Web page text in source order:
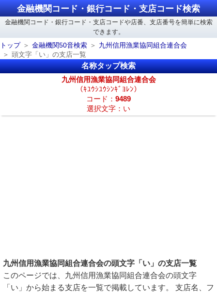
金融機関コード・銀行コード・支店コード検索
金融機関コード・銀行コード・支店コードや店番、支店番号を簡単に検索
できます。
トップ
金融機関50音検索
九州信用漁業協同組合連合会
頭文字「い」の支店一覧
名称タップ検索
九州信用漁業協同組合連合会
（ｷﾕｳｼﾕｳｼﾝｷﾞﾖﾚﾝ）
コード： 9489
選択文字：い
九州信用漁業協同組合連合会の頭文字「い」の支店一覧
このページでは、九州信用漁業協同組合連合会の頭文字
「い」から始まる支店を一覧で掲載しています。 支店名、フ